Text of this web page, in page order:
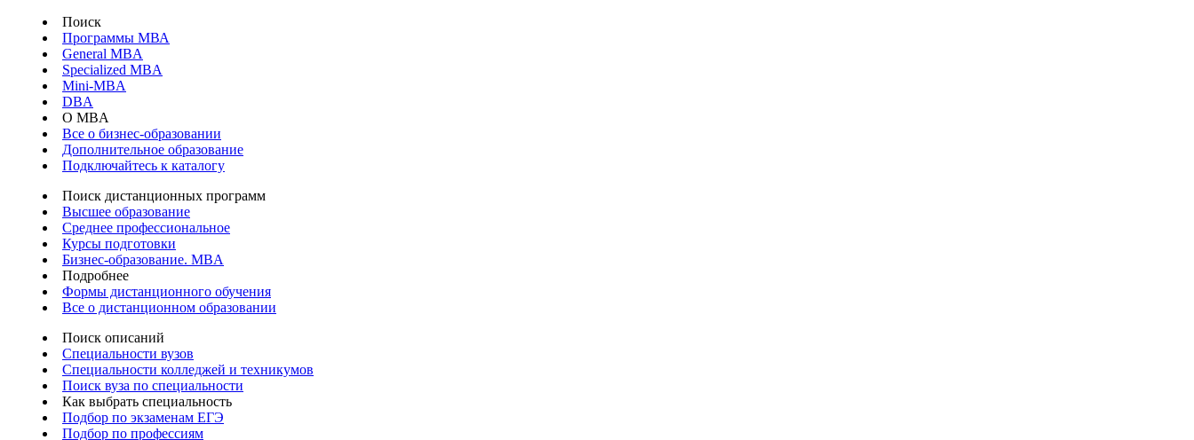
Поиск
Программы МВА
General MBA
Specialized MBA
Mini-MBA
DBA
О MBA
Все о бизнес-образовании
Дополнительное образование
Подключайтесь к каталогу
Поиск дистанционных программ
Высшее образование
Среднее профессиональное
Курсы подготовки
Бизнес-образование. MBA
Подробнее
Формы дистанционного обучения
Все о дистанционном образовании
Поиск описаний
Специальности вузов
Специальности колледжей и техникумов
Поиск вуза по специальности
Как выбрать специальность
Подбор по экзаменам ЕГЭ
Подбор по профессиям